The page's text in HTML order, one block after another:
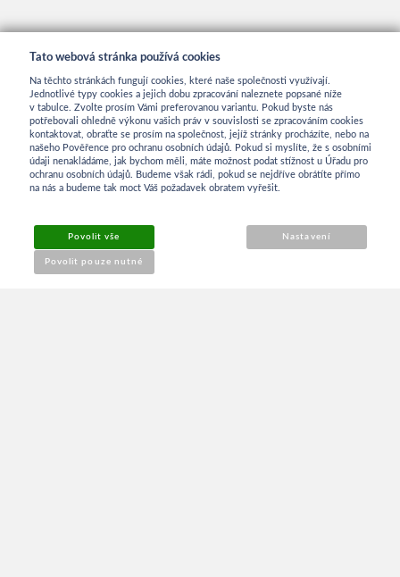
INFORMACE
Reklamace
Tato webová stránka používá cookies
Na těchto stránkách fungují cookies, které naše společnosti využívají.
Jednotlivé typy cookies a jejich dobu zpracování naleznete popsané níže
v tabulce. Zvolte prosím Vámi preferovanou variantu. Pokud byste nás
potřebovali ohledně výkonu vašich práv v souvislosti se zpracováním cookies
kontaktovat, obraťte se prosím na společnost, jejíž stránky procházíte, nebo na
našeho Pověřence pro ochranu osobních údajů. Pokud si myslíte, že s osobními
údaji nenakládáme, jak bychom měli, máte možnost podat stížnost u Úřadu pro
ochranu osobních údajů. Budeme však rádi, pokud se nejdříve obrátíte přímo
na nás a budeme tak moct Váš požadavek obratem vyřešit.
Povolit vše
Povolit pouze nutné
Nastavení